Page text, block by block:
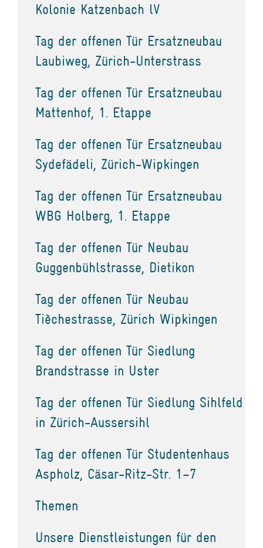
Kolonie Katzenbach lV
Tag der offenen Tür Ersatzneubau
Laubiweg, Zürich-Unterstrass
Tag der offenen Tür Ersatzneubau
Mattenhof, 1. Etappe
Tag der offenen Tür Ersatzneubau
Sydefädeli, Zürich-Wipkingen
Tag der offenen Tür Ersatzneubau
WBG Holberg, 1. Etappe
Tag der offenen Tür Neubau
Guggenbühlstrasse, Dietikon
Tag der offenen Tür Neubau
Tièchestrasse, Zürich Wipkingen
Tag der offenen Tür Siedlung
Brandstrasse in Uster
Tag der offenen Tür Siedlung Sihlfeld
in Zürich-Aussersihl
Tag der offenen Tür Studentenhaus
Aspholz, Cäsar-Ritz-Str. 1–7
Themen
Unsere Dienstleistungen für den